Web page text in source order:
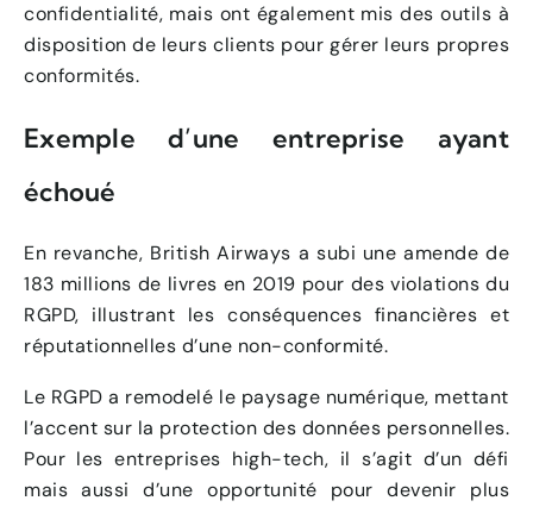
confidentialité, mais ont également mis des outils à
disposition de leurs clients pour gérer leurs propres
conformités.
Exemple d’une entreprise ayant
échoué
En revanche, British Airways a subi une amende de
183 millions de livres en 2019 pour des violations du
RGPD, illustrant les conséquences financières et
réputationnelles d’une non-conformité.
Le RGPD a remodelé le paysage numérique, mettant
l’accent sur la protection des données personnelles.
Pour les entreprises high-tech, il s’agit d’un défi
mais aussi d’une opportunité pour devenir plus